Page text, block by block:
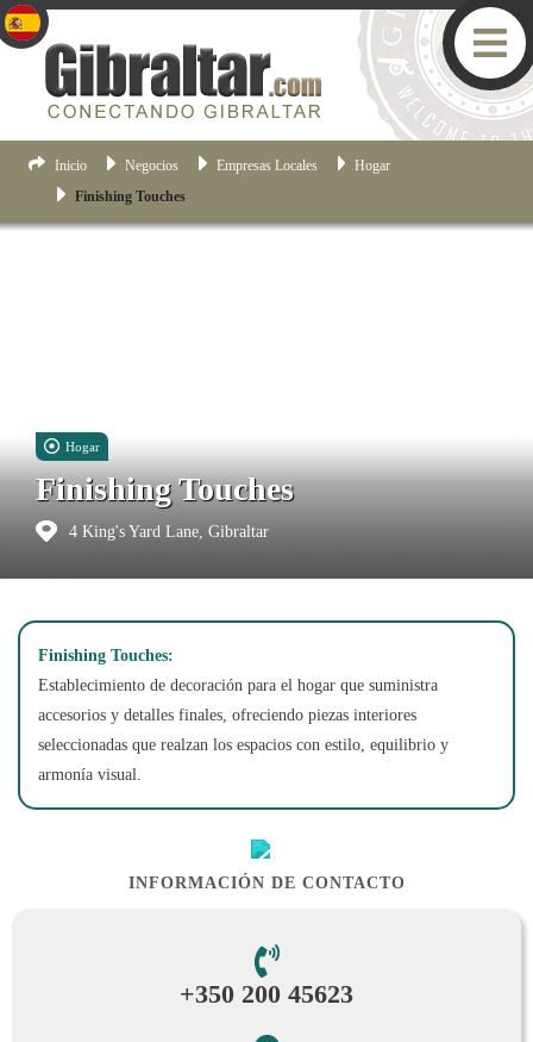
Inicio Negocios Empresas Locales
Hogar
Finishing Touches
Hogar
Finishing Touches
4 King's Yard Lane, Gibraltar
Finishing Touches:
Establecimiento de decoración para el hogar que suministra
accesorios y detalles finales, ofreciendo piezas interiores
seleccionadas que realzan los espacios con estilo, equilibrio y
armonía visual.
INFORMACIÓN DE CONTACTO
+350 200 45623